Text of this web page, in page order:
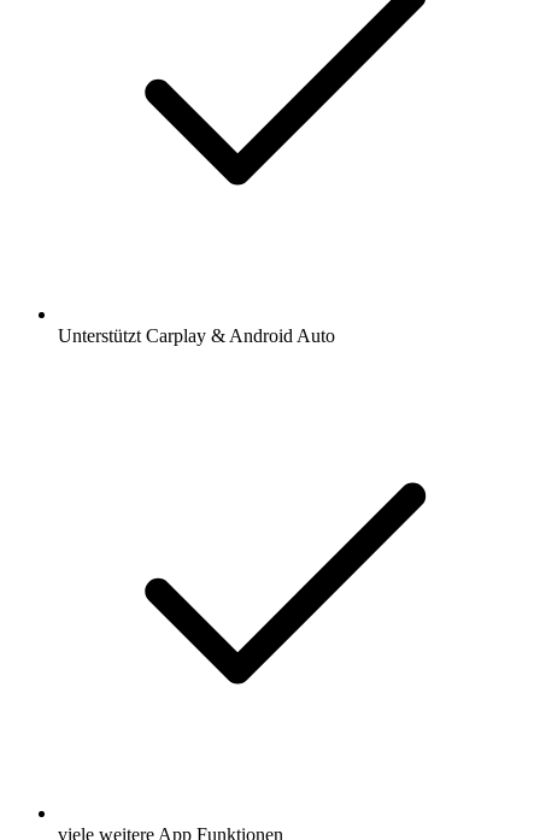
Unterstützt Carplay & Android Auto
viele weitere App Funktionen